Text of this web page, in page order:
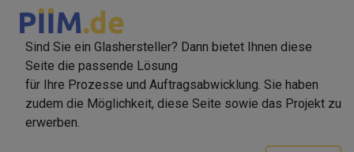
Sind Sie ein Glashersteller? Dann bietet Ihnen diese
Seite die passende Lösung
für Ihre Prozesse und Auftragsabwicklung. Sie haben
zudem die Möglichkeit, diese Seite sowie das Projekt zu
erwerben.